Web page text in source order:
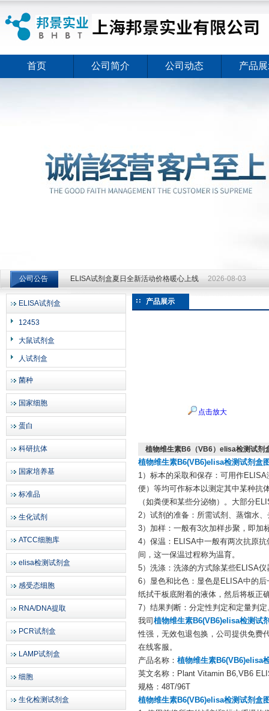
上海邦景实业有限公司
首页 公司简介 公司动态 产品
公司公告 ELISA试剂盒夏日全新活动价格暖心上线 2026-08-03
ELISA试剂盒夏日全新活动价格暖心上线
ELISA试剂盒
12453
大鼠试剂盒
人试剂盒
菌种
国家细胞
蛋白
科研抗体
国家培养基
标准品
生化试剂
ATCC细胞库
elisa检测试剂盒
感受态细胞
RNA/DNA提取
PCR试剂盒
LAMP试剂盒
细胞
生化检测试剂盒
产品展示
点击放大
植物维生素B6（VB6）elisa检测试剂
植物维生素B6(VB6)elisa检测试剂盒
1）标本的采取和保存：可用作
便）等均可作标本以测定其中某种抗
（如粪便和某些分泌物）。大部分
2）试剂的准备：所需试剂、蒸馏水
3）加样：一般有3次加样步聚，即加
4）保温：ELISA中一般有两次抗原
间，这一保温过程称为温育。
5）洗涤：洗涤的方式除某些ELISA
6）显色和比色：显色是ELISA中的
纸拭干板底附着的液体，然后将板正
7）结果判断：分定性判定和定量判定
我司 植物维生素B6(VB6)elisa检测试
性强，无效包退包换，公司提供免费
在线客服。
产品名称： 植物维生素B6(VB6)elisa
英文名称：Plant Vitamin B6,VB6
规格：48T/96T
植物维生素B6(VB6)elisa检测试剂盒